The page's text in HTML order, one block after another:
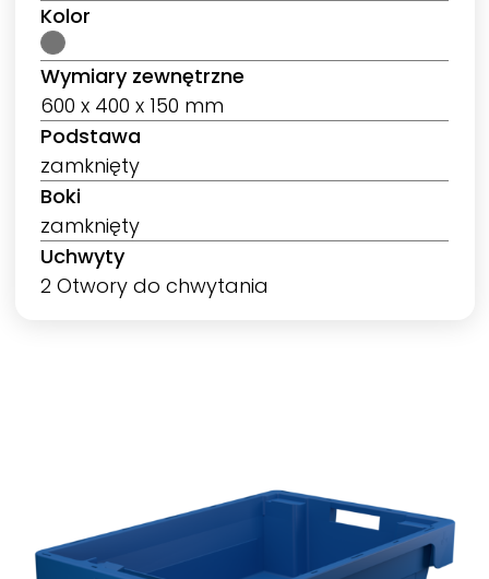
Kolor
Wymiary zewnętrzne
600 x 400 x 150 mm
Podstawa
zamknięty
Boki
zamknięty
Uchwyty
2 Otwory do chwytania